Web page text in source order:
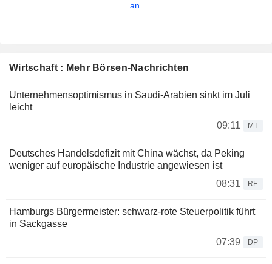
an.
Wirtschaft : Mehr Börsen-Nachrichten
Unternehmensoptimismus in Saudi-Arabien sinkt im Juli
leicht
09:11
MT
Deutsches Handelsdefizit mit China wächst, da Peking
weniger auf europäische Industrie angewiesen ist
08:31
RE
Hamburgs Bürgermeister: schwarz-rote Steuerpolitik führt
in Sackgasse
07:39
DP